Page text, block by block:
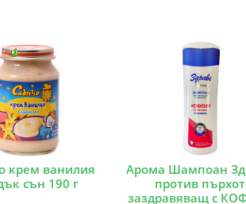
крем ванилия
сън 190 г
Арома Шампоан
против пърхот
заздравяващ с